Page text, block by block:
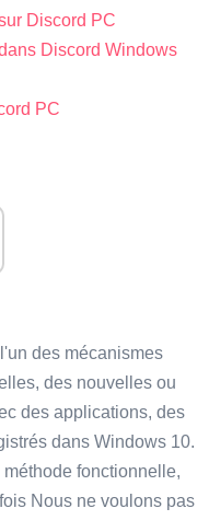
Discord PC
Discord Windows
PC
des mécanismes
des nouvelles ou
des applications, des
dans Windows 10.
fonctionnelle,
Nous ne voulons pas